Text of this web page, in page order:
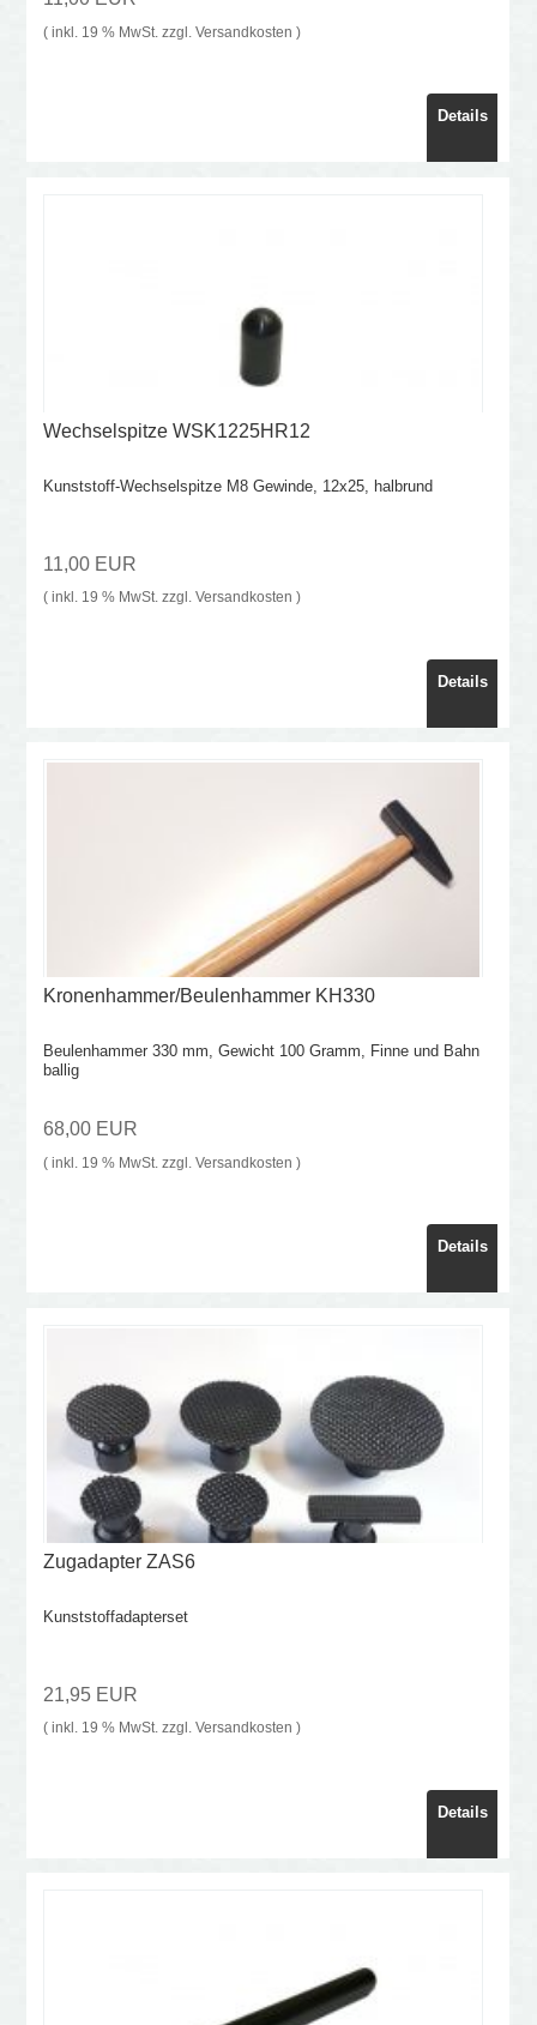
( inkl. 19 % MwSt. zzgl. Versandkosten )
Details
Wechselspitze WSK1225HR12
Kunststoff-Wechselspitze M8 Gewinde, 12x25, halbrund
11,00 EUR
( inkl. 19 % MwSt. zzgl. Versandkosten )
Details
Kronenhammer/Beulenhammer KH330
Beulenhammer 330 mm, Gewicht 100 Gramm, Finne und Bahn
ballig
68,00 EUR
( inkl. 19 % MwSt. zzgl. Versandkosten )
Details
Zugadapter ZAS6
Kunststoffadapterset
21,95 EUR
( inkl. 19 % MwSt. zzgl. Versandkosten )
Details